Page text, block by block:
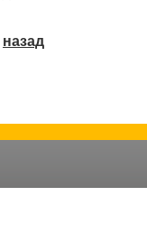
назад